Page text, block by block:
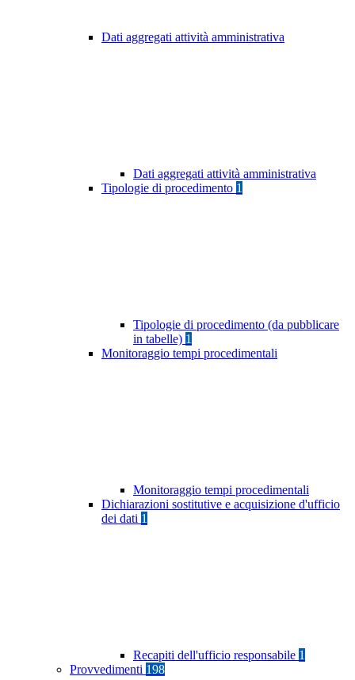
Dati aggregati attività amministrativa
Dati aggregati attività amministrativa
Tipologie di procedimento 1
Tipologie di procedimento (da pubblicare
in tabelle) 1
Monitoraggio tempi procedimentali
Monitoraggio tempi procedimentali
Dichiarazioni sostitutive e acquisizione d'ufficio
dei dati 1
Recapiti dell'ufficio responsabile 1
Provvedimenti 198